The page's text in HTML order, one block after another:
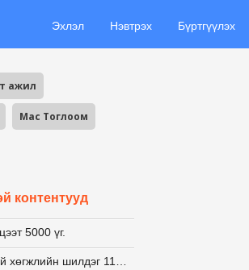
Эхлэл Нэвтрэх Бүртгүүлэх
ажил
Mac Тоглоом
контентууд
5000 үг.